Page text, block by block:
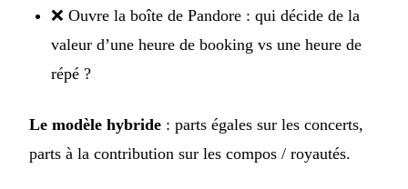
❌ Ouvre la boîte de Pandore : qui décide de la
valeur d’une heure de booking vs une heure de
répé ?
Le modèle hybride : parts égales sur les concerts,
parts à la contribution sur les compos / royautés.